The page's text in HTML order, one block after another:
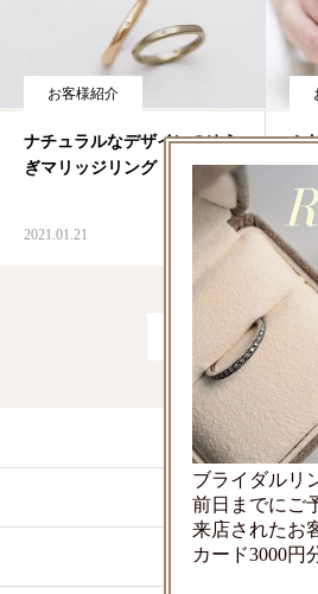
お客様紹介
ナチュラルなデザインのゆら
ぎマリッジリング
2021.01.21
ふ
け
…
LINEでお問い
ご来店予
店舗情報
ブライダルリ
前日までにご
来店されたお
カード3000円